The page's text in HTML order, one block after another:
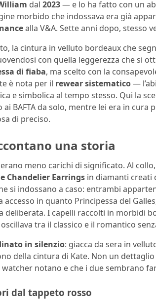
dal 2023— e lo ha fatto con un
morbido che indossava era già
alla V&A. Sette anni dopo, stesso
la cintura in velluto bordeaux che
con quella leggerezza che si
di fiaba, ma scelto con la
è nota per il rewear sistematico—
e simbolica al tempo stesso. Qui la
ai BAFTA da solo, mentre lei era in cura
di preciso.
una storia
meno carichi di significato. Al
Chandelier Earrings in diamanti creati
si indossano a caso: entrambi
accesso in quanto Principessa del
deliberata. I capelli raccolti in morbidi
tra il classico e il romantico
in silenzio: giacca da sera in
della cintura di Kate. Non un
notano e che i due sembrano
dal tappeto rosso